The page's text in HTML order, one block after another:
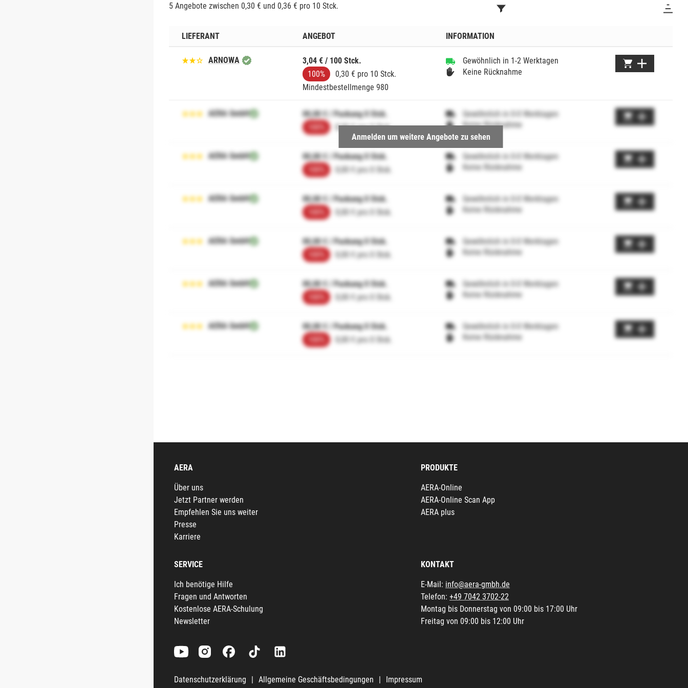
5 Angebote zwischen 0,30 € und 0,36 € pro 10 Stck.
LIEFERANT ANGEBOT INFORMATION
ARNOWA
3,04 € / 100 Stck.
100%
0,30 € pro 10 Stck.
Mindestbestellmenge 980
Gewöhnlich in 1-2 Werktagen
Keine Rücknahme
Anmelden um weitere Angebote zu sehen
AERA GmbH
00,00 € / Packung 0 Stck.
0,00 € pro 0 Stck.
Gewöhnlich in 0-0 Werktagen
Keine Rücknahme
AERA GmbH
00,00 € / Packung 0 Stck.
0,00 € pro 0 Stck.
Gewöhnlich in 0-0 Werktagen
Keine Rücknahme
AERA GmbH
00,00 € / Packung 0 Stck.
0,00 € pro 0 Stck.
Gewöhnlich in 0-0 Werktagen
Keine Rücknahme
AERA GmbH
00,00 € / Packung 0 Stck.
0,00 € pro 0 Stck.
Gewöhnlich in 0-0 Werktagen
Keine Rücknahme
AERA GmbH
00,00 € / Packung 0 Stck.
0,00 € pro 0 Stck.
Gewöhnlich in 0-0 Werktagen
Keine Rücknahme
AERA GmbH
00,00 € / Packung 0 Stck.
0,00 € pro 0 Stck.
Gewöhnlich in 0-0 Werktagen
Keine Rücknahme
AERA
Über uns
Jetzt Partner werden
Empfehlen Sie uns weiter
Presse
Karriere
PRODUKTE
AERA-Online
AERA-Online Scan App
AERA plus
SERVICE
Ich benötige Hilfe
Fragen und Antworten
Kostenlose AERA-Schulung
Newsletter
KONTAKT
E-Mail: info@aera-gmbh.de
Telefon: +49 7042 3702-22
Montag bis Donnerstag von 09:00 bis 17:00 Uhr
Freitag von 09:00 bis 12:00 Uhr
Datenschutzerklärung | Allgemeine Geschäftsbedingungen | Impressum